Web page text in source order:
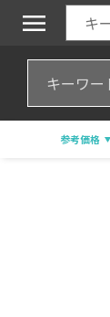
参考価格